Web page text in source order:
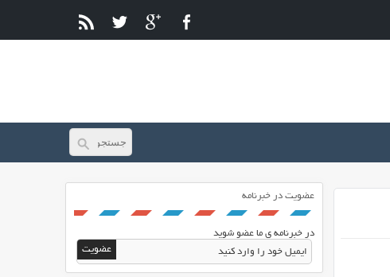
عضویت در خبرنامه
در خبرنامه ی ما عضو شوید